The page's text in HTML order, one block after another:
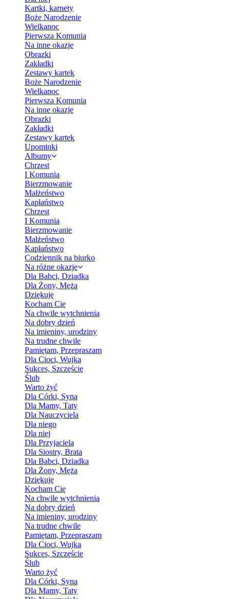
Kartki, karnety
Boże Narodzenie
Wielkanoc
Pierwsza Komunia
Na inne okazje
Obrazki
Zakładki
Zestawy kartek
Boże Narodzenie
Wielkanoc
Pierwsza Komunia
Na inne okazje
Obrazki
Zakładki
Zestawy kartek
Upominki
Albumy
Chrzest
I Komunia
Bierzmowanie
Małżeństwo
Kapłaństwo
Chrzest
I Komunia
Bierzmowanie
Małżeństwo
Kapłaństwo
Codziennik na biurko
Na różne okazje
Dla Babci, Dziadka
Dla Żony, Męża
Dziękuję
Kocham Cię
Na chwile wytchnienia
Na dobry dzień
Na imieniny, urodziny
Na trudne chwile
Pamiętam, Przepraszam
Dla Cioci, Wujka
Sukces, Szczęście
Ślub
Warto żyć
Dla Córki, Syna
Dla Mamy, Taty
Dla Nauczyciela
Dla niego
Dla niej
Dla Przyjaciela
Dla Siostry, Brata
Dla Babci, Dziadka
Dla Żony, Męża
Dziękuję
Kocham Cię
Na chwile wytchnienia
Na dobry dzień
Na imieniny, urodziny
Na trudne chwile
Pamiętam, Przepraszam
Dla Cioci, Wujka
Sukces, Szczęście
Ślub
Warto żyć
Dla Córki, Syna
Dla Mamy, Taty